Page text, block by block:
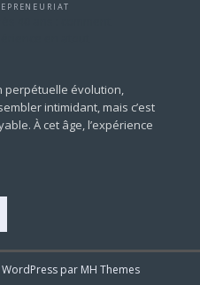
perpétuelle évolution,
intimidant, mais c’est
À cet âge, l’expérience
par MH Themes